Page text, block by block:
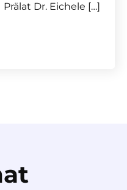
Dr. Eichele […]